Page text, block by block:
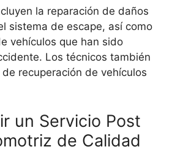
la reparación de daños
sistema de escape, así como
vehículos que han sido
Los técnicos también
recuperación de vehículos
un Servicio Post
de Calidad